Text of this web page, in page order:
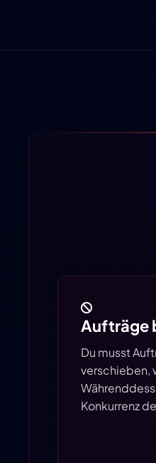
Aufträge
Du musst
verschieben,
Konkurrenz